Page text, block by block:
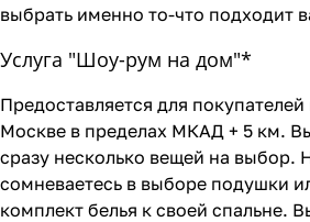
выбрать именно то-что подходит
Услуга "Шоу-рум на дом"*
Предоставляется для
Москве в пределах МКАД + 5 км.
сразу несколько вещей на выбор.
сомневаетесь в выборе подушки
комплект белья к своей спальне.